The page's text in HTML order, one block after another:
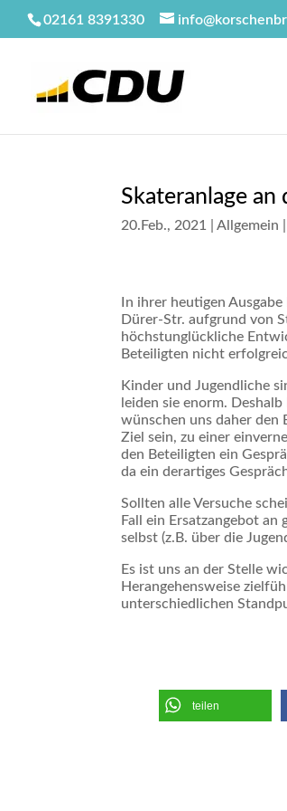
02161 8391330
Skateranlage
20.Feb., 2021 |Allgemein
In ihrer heutigen
Dürer-Str. aufgrund von
höchstunglückliche
Beteiligten nicht
Kinder und Jugendliche
leiden sie enorm.
wünschen uns daher den
Ziel sein, zu einer
den Beteiligten ein
da ein derartiges
Sollten alle Versuche
Fall ein Ersatzangebot
selbst (z.B. über die
Es ist uns an der Stelle
Herangehensweise
unterschiedlichen
teilen